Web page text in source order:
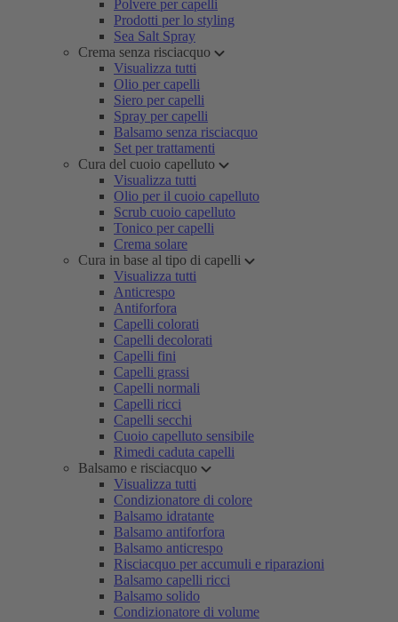
Polvere per capelli
Prodotti per lo styling
Sea Salt Spray
Crema senza risciacquo
Visualizza tutti
Olio per capelli
Siero per capelli
Spray per capelli
Balsamo senza risciacquo
Set per trattamenti
Cura del cuoio capelluto
Visualizza tutti
Olio per il cuoio capelluto
Scrub cuoio capelluto
Tonico per capelli
Crema solare
Cura in base al tipo di capelli
Visualizza tutti
Anticrespo
Antiforfora
Capelli colorati
Capelli decolorati
Capelli fini
Capelli grassi
Capelli normali
Capelli ricci
Capelli secchi
Cuoio capelluto sensibile
Rimedi caduta capelli
Balsamo e risciacquo
Visualizza tutti
Condizionatore di colore
Balsamo idratante
Balsamo antiforfora
Balsamo anticrespo
Risciacquo per accumuli e riparazioni
Balsamo capelli ricci
Balsamo solido
Condizionatore di volume